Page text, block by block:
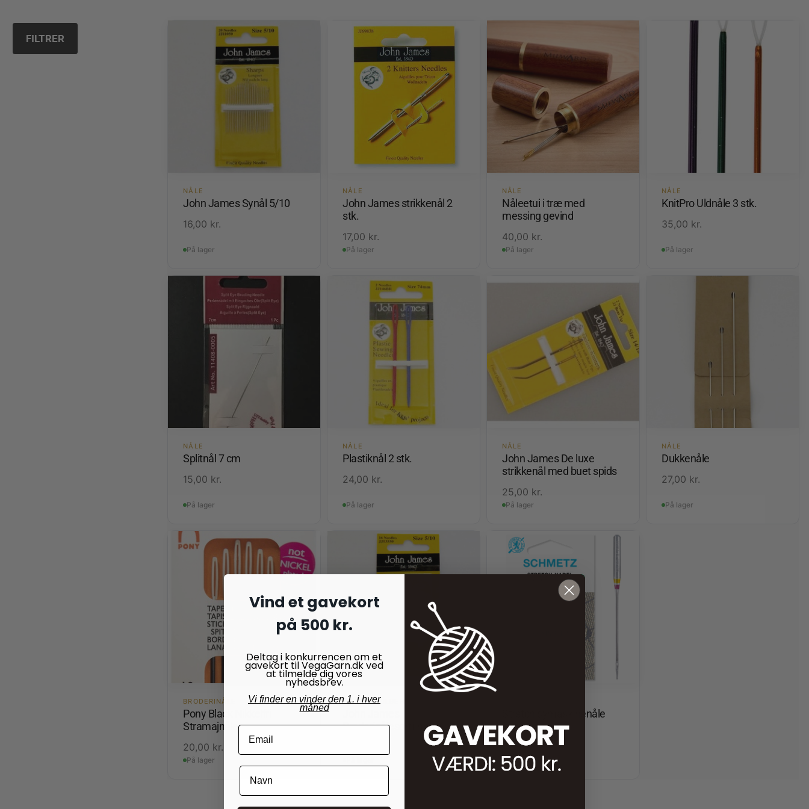
FILTRER
NÅLE
John James Synål 5/10
16,00 kr.
På lager
NÅLE
John James strikkenål 2
stk.
17,00 kr.
På lager
NÅLE
Nåleetui i træ med
messing gevind
40,00 kr.
På lager
NÅLE
KnitPro Uldnåle 3 stk.
35,00 kr.
På lager
NÅLE
Splitnål 7 cm
15,00 kr.
På lager
NÅLE
Plastiknål 2 stk.
24,00 kr.
På lager
NÅLE
John James De luxe
strikkenål med buet spids
25,00 kr.
På lager
NÅLE
Dukkenåle
27,00 kr.
På lager
BRODERINÅLE
Pony Black Nikkelfri
Stramajnåle
20,00 kr.
På lager
BRODERI TILBEHØR
Broderinålesortiment
Stretch symaskinenåle
49,00 kr.
På lager
Vind et gavekort
på 500 kr.
Deltag i konkurrencen om et
gavekort til VegaGarn.dk ved
at tilmelde dig vores
nyhedsbrev.
Vi finder en vinder den 1. i hver
måned